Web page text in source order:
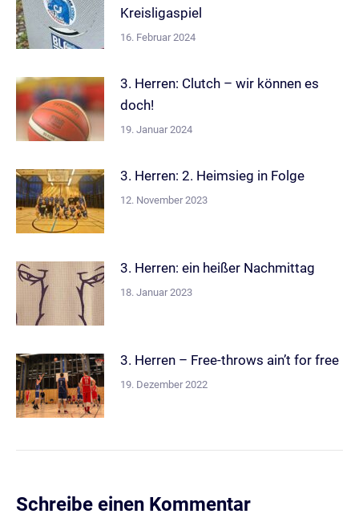
Kreisligaspiel
16. Februar 2024
3. Herren: Clutch – wir können es
doch!
19. Januar 2024
3. Herren: 2. Heimsieg in Folge
12. November 2023
3. Herren: ein heißer Nachmittag
18. Januar 2023
3. Herren – Free-throws ain’t for free
19. Dezember 2022
Schreibe einen Kommentar